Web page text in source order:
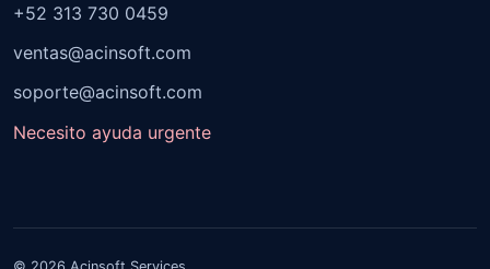
+52 313 730 0459
ventas@acinsoft.com
soporte@acinsoft.com
Necesito ayuda urgente